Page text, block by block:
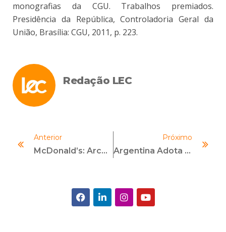
monografias da CGU. Trabalhos premiados.
Presidência da República, Controladoria Geral da
União, Brasília: CGU, 2011, p. 223.
Redação LEC
Anterior
McDonald’s: Arcos Dourados Realiza Imersão Em Compliance Na LEC
Próximo
Argentina Adota Lei Anticorrupção